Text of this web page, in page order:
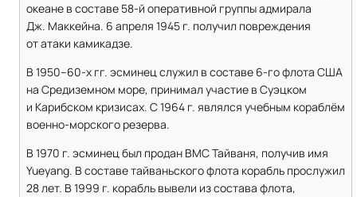
океане в составе 58-й оперативной группы адмирала
Дж. Маккейна. 6 апреля 1945 г. получил повреждения
от атаки камикадзе.
В 1950–60-х гг. эсминец служил в составе 6-го флота США
на Средиземном море, принимал участие в Суэцком
и Карибском кризисах. С 1964 г. являлся учебным кораблём
военно-морского резерва.
В 1970 г. эсминец был продан ВМС Тайваня, получив имя
Yueyang. В составе тайваньского флота корабль прослужил
28 лет. В 1999 г. корабль вывели из состава флота,